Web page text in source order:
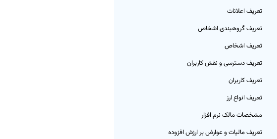
تعریف اعلانات
تعریف گروهبندی اشخاص
تعریف اشخاص
تعریف دسترسی و نقش کاربران
تعریف کاربران
تعریف انواع ارز
مشخصات مالک نرم افزار
تعریف مالیات و عوارض بر ارزش افزوده